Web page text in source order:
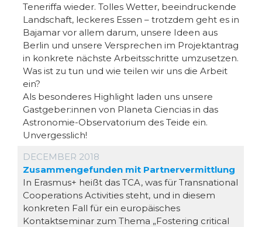
Teneriffa wieder. Tolles Wetter, beeindruckende
Landschaft, leckeres Essen – trotzdem geht es in
Bajamar vor allem darum, unsere Ideen aus
Berlin und unsere Versprechen im Projektantrag
in konkrete nächste Arbeitsschritte umzusetzen.
Was ist zu tun und wie teilen wir uns die Arbeit
ein?
Als besonderes Highlight laden uns unsere
Gastgeber:innen von Planeta Ciencias in das
Astronomie-Observatorium des Teide ein.
Unvergesslich!
DECEMBER 2018
Zusammengefunden mit Partnervermittlung
In Erasmus+ heißt das TCA, was für Transnational
Cooperations Activities steht, und in diesem
konkreten Fall für ein europäisches
Kontaktseminar zum Thema „Fostering critical